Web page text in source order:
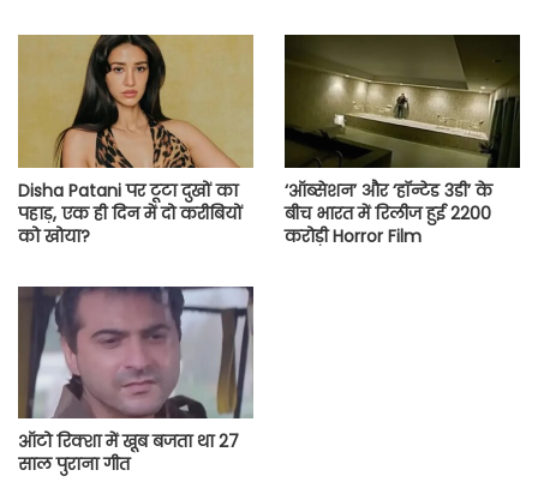
Disha Patani पर टूटा दुखों का
पहाड़, एक ही दिन में दो करीबियों
को खोया?
‘ऑब्सेशन’ और ‘हॉन्टेड 3डी’ के
बीच भारत में रिलीज हुई 2200
करोड़ी Horror Film
ऑटो रिक्शा में खूब बजता था 27
साल पुराना गीत